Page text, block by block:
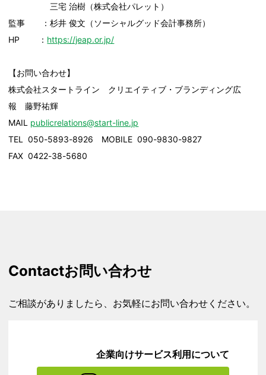
三宅 治樹（株式会社パレット）
監事 ：杉井 俊文（ソーシャルグッド会計事務所）
HP ： https://jeap.or.jp/
【お問い合わせ】
株式会社スタートライン クリエイティブ・ブランディング広
報 藤野祐輝
MAIL publicrelations@start-line.jp
TEL 050-5893-8926 MOBILE 090-9830-9827
FAX 0422-38-5680
Contactお問い合わせ
ご相談がありましたら、お気軽にお問い合わせください。
企業向けサービス利用について